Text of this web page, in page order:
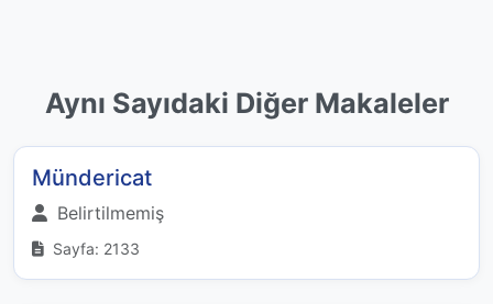
Aynı Sayıdaki Diğer Makaleler
Mündericat
Belirtilmemiş
Sayfa: 2133